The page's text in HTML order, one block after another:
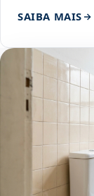
SAIBA MAIS